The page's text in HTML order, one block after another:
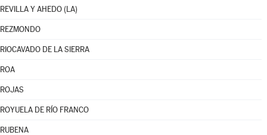
REVILLA Y AHEDO (LA)
REZMONDO
RIOCAVADO DE LA SIERRA
ROA
ROJAS
ROYUELA DE RÍO FRANCO
RUBENA